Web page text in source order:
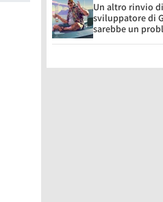
Un altro rinvio
sviluppatore di
sarebbe un